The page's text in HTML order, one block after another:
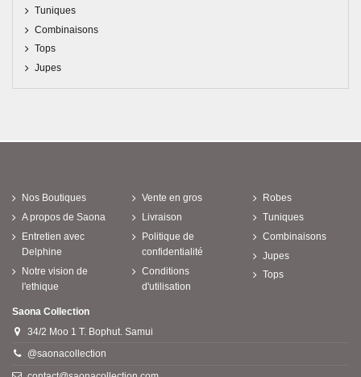
Tuniques
Combinaisons
Tops
Jupes
Nos Boutiques
A propos de Saona
Entretien avec
Delphine
Notre vision de
l'ethique
Vente en gros
Livraison
Politique de
confidentialité
Conditions
d'utilisation
Robes
Tuniques
Combinaisons
Jupes
Tops
Saona Collection
34/2 Moo 1 T. Bophut. Samui
@saonacollection